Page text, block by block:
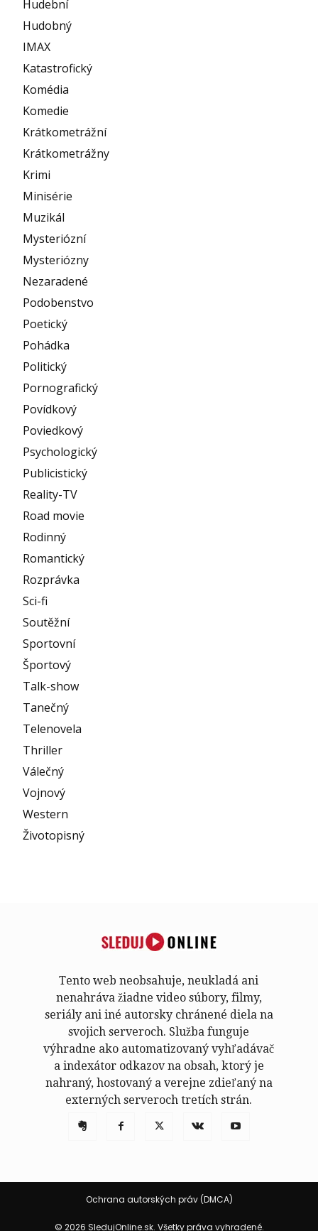
Hudební
Hudobný
IMAX
Katastrofický
Komédia
Komedie
Krátkometrážní
Krátkometrážny
Krimi
Minisérie
Muzikál
Mysteriózní
Mysteriózny
Nezaradené
Podobenstvo
Poetický
Pohádka
Politický
Pornografický
Povídkový
Poviedkový
Psychologický
Publicistický
Reality-TV
Road movie
Rodinný
Romantický
Rozprávka
Sci-fi
Soutěžní
Sportovní
Športový
Talk-show
Tanečný
Telenovela
Thriller
Válečný
Vojnový
Western
Životopisný
Tento web neobsahuje, neukladá ani
nenahráva žiadne video súbory, filmy,
seriály ani iné autorsky chránené diela na
svojich serveroch. Služba funguje
výhradne ako automatizovaný vyhľadávač
a indexátor odkazov na obsah, ktorý je
nahraný, hostovaný a verejne zdieľaný na
externých serveroch tretích strán.
Ochrana autorských práv (DMCA)
© 2026 SledujOnline.sk. Všetky práva vyhradené.